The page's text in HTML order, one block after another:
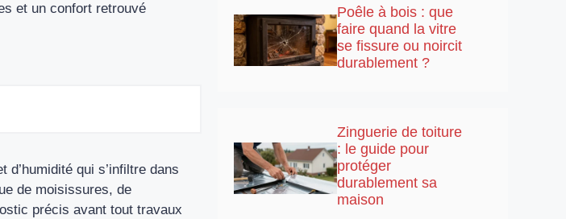
et un confort retrouvé
qui s’infiltre dans
de moisissures, de
précis avant tout travaux
Poêle à bois : que
faire quand la vitre
se fissure ou noircit
durablement ?
Zinguerie de toiture
: le guide pour
protéger
durablement sa
maison